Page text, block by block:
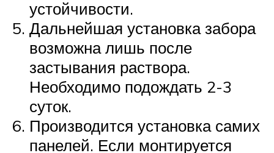
устойчивости.
Дальнейшая установка забора
возможна лишь после
застывания раствора.
Необходимо подождать 2-3
суток.
Производится установка самих
панелей. Если монтируется